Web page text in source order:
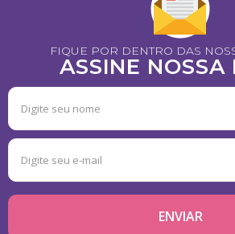
FIQUE POR DENTRO DAS
ASSINE NOSSA